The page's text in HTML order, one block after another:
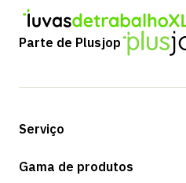
Parte de Plusjop
Serviço
Opções de pagamento
Gama de produtos